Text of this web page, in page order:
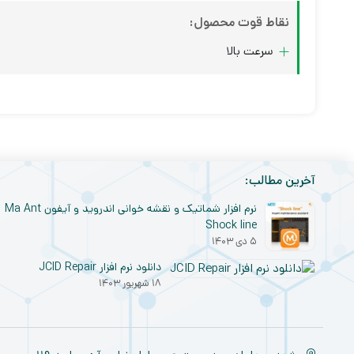
نقاط قوت محصول:
سرعت بالا
آخرین مطالب:
نرم افزار شماتیک و نقشه خوانی اندروید و آیفون Ma Ant
Shock line
۵ دی ۱۴۰۳
دانلود نرم افزار JCID Repair
۱۸ شهریور ۱۴۰۳